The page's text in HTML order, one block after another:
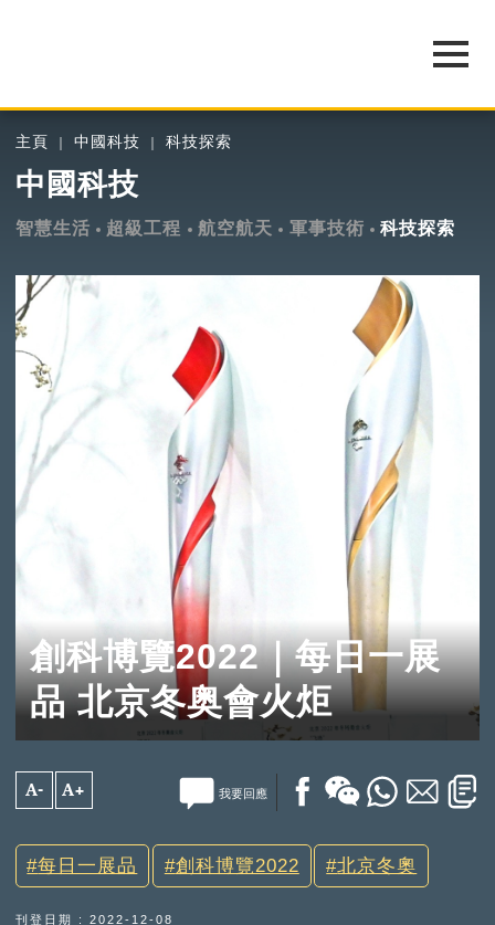
主頁 中國科技 科技探索
中國科技
智慧生活 超級工程 航空航天 軍事技術 科技探索
創科博覽2022｜每日一展
品 北京冬奥會火炬
A- A+ 我要回應
每日一展品 創科博覽2022 北京冬奧
刊登日期 : 2022-12-08